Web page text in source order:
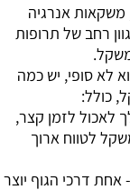
אנרגיה
רחב של תרופות
לא סופי, יש כמה
כולל:
לאכול לזמן קצר,
לטווח ארוך
אחת דרכי הגוף יוצר